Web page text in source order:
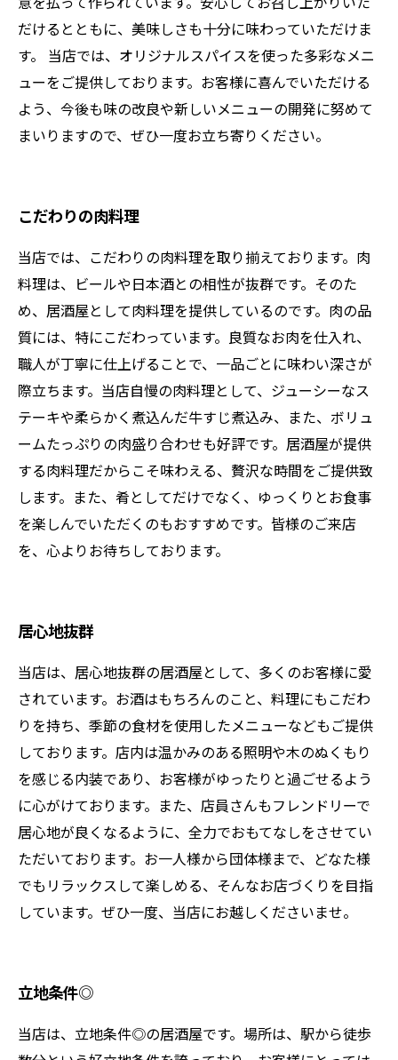
だけるとともに、美味しさも十分に味わっていただけま
す。 当店では、オリジナルスパイスを使った多彩なメニ
ューをご提供しております。お客様に喜んでいただける
よう、今後も味の改良や新しいメニューの開発に努めて
まいりますので、ぜひ一度お立ち寄りください。
こだわりの肉料理
当店では、こだわりの肉料理を取り揃えております。肉
料理は、ビールや日本酒との相性が抜群です。そのた
め、居酒屋として肉料理を提供しているのです。肉の品
質には、特にこだわっています。良質なお肉を仕入れ、
職人が丁寧に仕上げることで、一品ごとに味わい深さが
際立ちます。当店自慢の肉料理として、ジューシーなス
テーキや柔らかく煮込んだ牛すじ煮込み、また、ボリュ
ームたっぷりの肉盛り合わせも好評です。居酒屋が提供
する肉料理だからこそ味わえる、贅沢な時間をご提供致
します。また、肴としてだけでなく、ゆっくりとお食事
を楽しんでいただくのもおすすめです。皆様のご来店
を、心よりお待ちしております。
居心地抜群
当店は、居心地抜群の居酒屋として、多くのお客様に愛
されています。お酒はもちろんのこと、料理にもこだわ
りを持ち、季節の食材を使用したメニューなどもご提供
しております。店内は温かみのある照明や木のぬくもり
を感じる内装であり、お客様がゆったりと過ごせるよう
に心がけております。また、店員さんもフレンドリーで
居心地が良くなるように、全力でおもてなしをさせてい
ただいております。お一人様から団体様まで、どなた様
でもリラックスして楽しめる、そんなお店づくりを目指
しています。ぜひ一度、当店にお越しくださいませ。
立地条件◎
当店は、立地条件◎の居酒屋です。場所は、駅から徒歩